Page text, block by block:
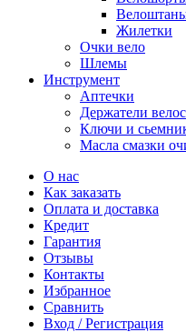
Жилетки
Очки вело
Шлемы
Инструмент
Аптечки
Держатели
Ключи и
Масла смазки
О нас
Как заказать
Оплата и доставка
Кредит
Гарантия
Отзывы
Контакты
Избранное
Сравнить
Вход / Регистрация